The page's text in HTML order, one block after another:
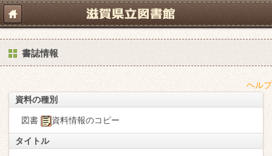
書誌情報
ヘルプ
資料の種別
図書 資料情報のコピー
タイトル